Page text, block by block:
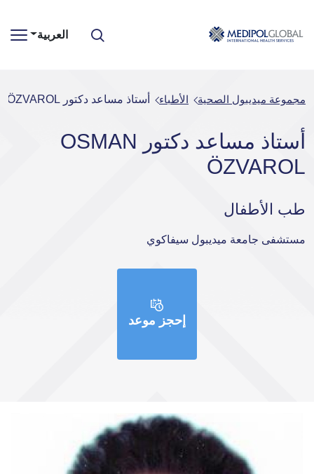
العربية
مجموعة ميديبول الصحية الأطباء أستاذ مساعد دكتور OSMAN ÖZVAROL
أستاذ مساعد دكتور OSMAN
ÖZVAROL
طب الأطفال
مستشفى جامعة ميديبول سيفاكوي
إحجز موعد